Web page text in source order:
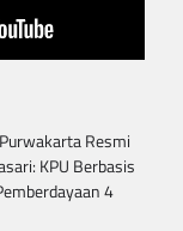
Resmi
KPU Berbasis
4